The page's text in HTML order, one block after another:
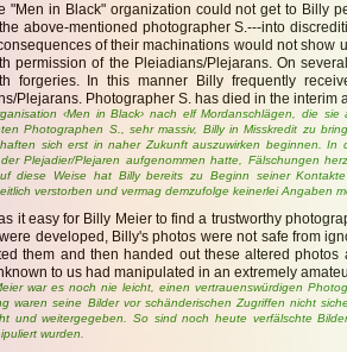
"Men in Black" organization could not get to Billy
above-mentioned photographer S.---into
of their machinations would not show
permission of the Pleiadians/Plejarans. On
forgeries. In this manner Billy frequently
Plejarans. Photographer S. has died in the
‹Men in Black› nach elf Mordanschlägen, die
Photographen S., sehr massiv, Billy in Misskredit zu
sich erst in naher Zukunft auszuwirken beginnen.
Plejadier/Plejaren aufgenommen hatte, Fälschungen
diese Weise hat Billy bereits zu Beginn seiner
verstorben und vermag demzufolge keinerlei Angaben
it easy for Billy Meier to find a trustworthy
developed, Billy's photos were not safe from
them and then handed out these altered
to us had manipulated in an extremely
war es noch nie leicht, einen vertrauenswürdigen
waren seine Bilder vor schänderischen Zugriffen nicht
und weitergegeben. So sind noch heute verfälschte
wurden.